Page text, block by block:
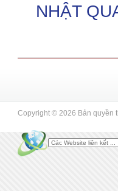
NHẬT
Copyright © 2026 Bản quyền